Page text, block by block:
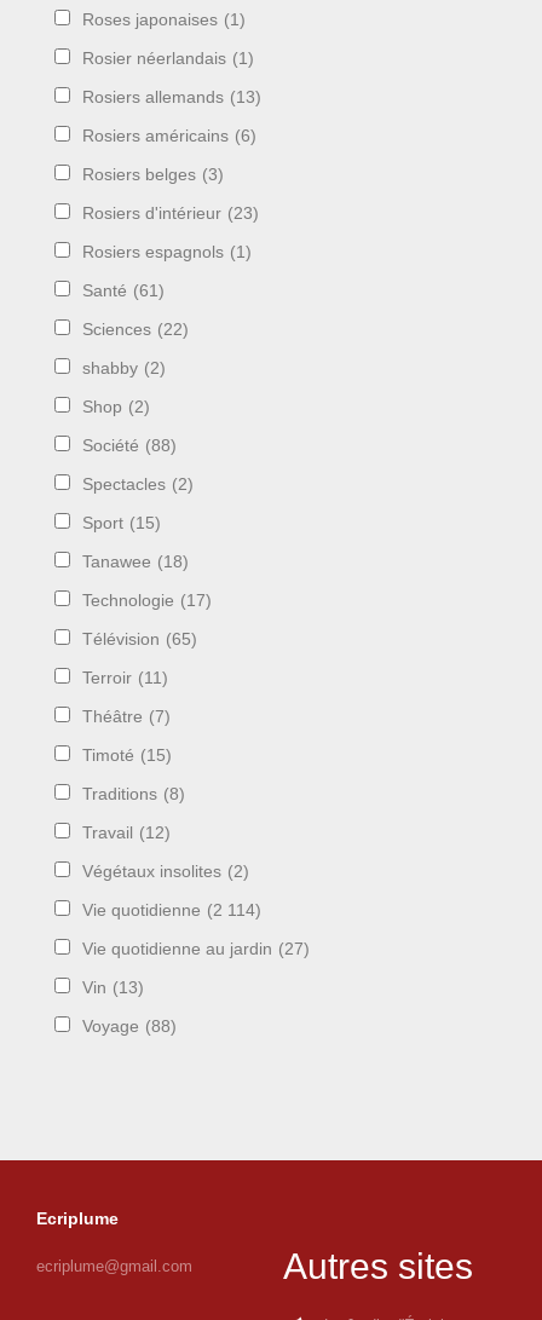
Roses japonaises (1)
Rosier néerlandais (1)
Rosiers allemands (13)
Rosiers américains (6)
Rosiers belges (3)
Rosiers d'intérieur (23)
Rosiers espagnols (1)
Santé (61)
Sciences (22)
shabby (2)
Shop (2)
Société (88)
Spectacles (2)
Sport (15)
Tanawee (18)
Technologie (17)
Télévision (65)
Terroir (11)
Théâtre (7)
Timoté (15)
Traditions (8)
Travail (12)
Végétaux insolites (2)
Vie quotidienne (2 114)
Vie quotidienne au jardin (27)
Vin (13)
Voyage (88)
Ecriplume
ecriplume@gmail.com Autres sites